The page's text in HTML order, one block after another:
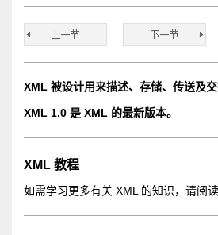
XML 被设计用来描述、存储、传送及
XML 1.0 是 XML 的最新版本。
XML 教程
如需学习更多有关 XML 的知识，请阅